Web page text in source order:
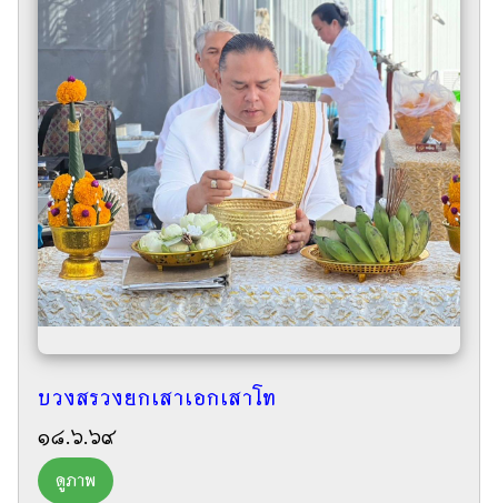
บวงสรวงยกเสาเอกเสาโท
๑๘.๖.๖๙
ดูภาพ